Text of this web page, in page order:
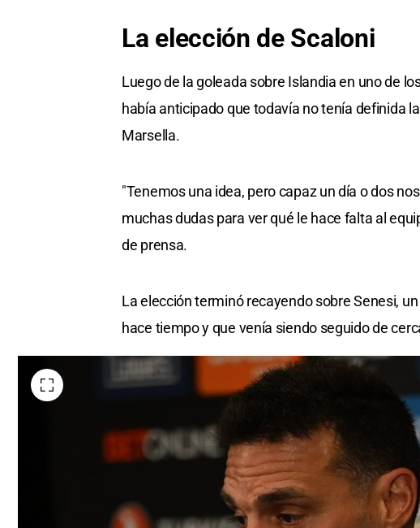
La elección de Scaloni
Luego de la goleada sobre Islandia en uno de
había anticipado que todavía no tenía definida
Marsella.
"Tenemos una idea, pero capaz un día o dos
muchas dudas para ver qué le hace falta al
de prensa.
La elección terminó recayendo sobre Senesi,
hace tiempo y que venía siendo seguido de